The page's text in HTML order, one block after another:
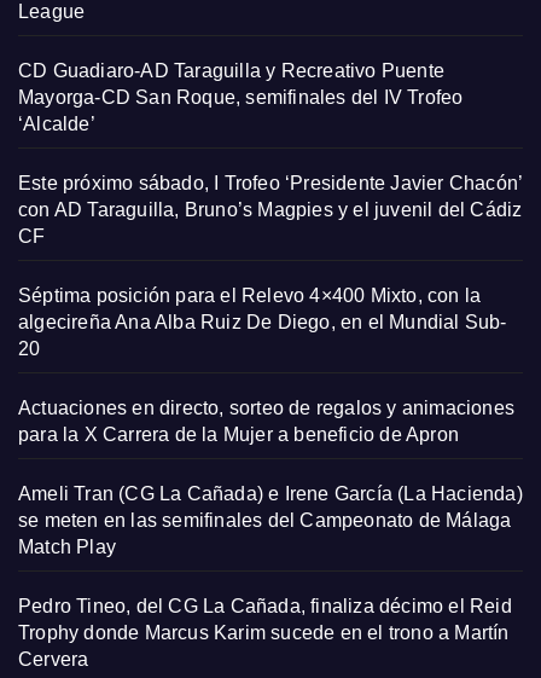
League
CD Guadiaro-AD Taraguilla y Recreativo Puente
Mayorga-CD San Roque, semifinales del IV Trofeo
‘Alcalde’
Este próximo sábado, I Trofeo ‘Presidente Javier Chacón’
con AD Taraguilla, Bruno’s Magpies y el juvenil del Cádiz
CF
Séptima posición para el Relevo 4×400 Mixto, con la
algecireña Ana Alba Ruiz De Diego, en el Mundial Sub-
20
Actuaciones en directo, sorteo de regalos y animaciones
para la X Carrera de la Mujer a beneficio de Apron
Ameli Tran (CG La Cañada) e Irene García (La Hacienda)
se meten en las semifinales del Campeonato de Málaga
Match Play
Pedro Tineo, del CG La Cañada, finaliza décimo el Reid
Trophy donde Marcus Karim sucede en el trono a Martín
Cervera